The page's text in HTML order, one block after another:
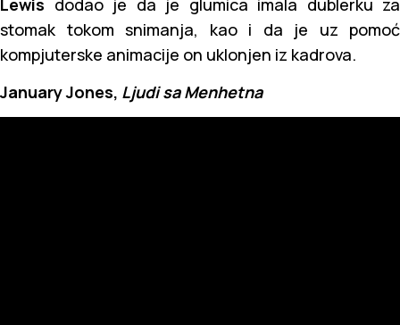
stomak tokom snimanja, kao i da je uz pomoć
kompjuterske animacije on uklonjen iz kadrova.
January Jones, Ljudi sa Menhetna